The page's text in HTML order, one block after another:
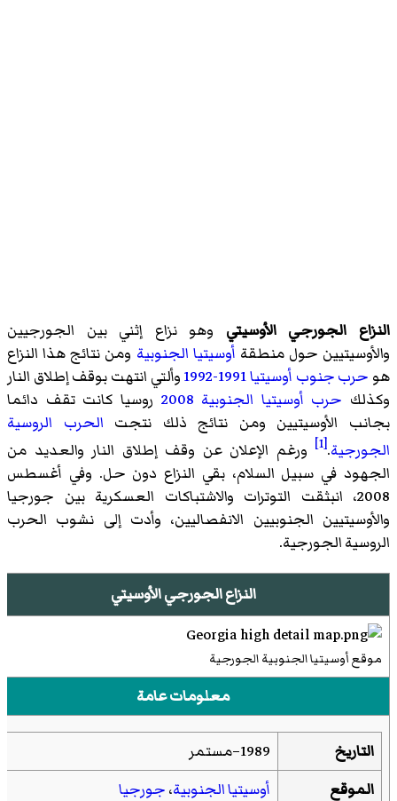
النزاع الجورجي الأوسيتي وهو نزاع إثني بين الجورجيين
والأوسيتيين حول منطقة أوسيتيا الجنوبية ومن نتائج هذا النزاع
هو حرب جنوب أوسيتيا 1991-1992
وألتي انتهت بوقف إطلاق النار
وكذلك حرب أوسيتيا الجنوبية 2008
روسيا كانت تقف دائما
بجانب الأوسيتيين ومن نتائج ذلك نتجت الحرب الروسية
الجورجية.
[1]
ورغم الإعلان عن وقف إطلاق النار والعديد من
الجهود في سبيل السلام، بقي النزاع دون حل. وفي أغسطس
2008، انبثقت التوترات والاشتباكات العسكرية بين جورجيا
والأوسيتيين الجنوبيين الانفصاليين، وأدت إلى نشوب الحرب
الروسية الجورجية.
النزاع الجورجي الأوسيتي
موقع أوسيتيا الجنوبية الجورجية
معلومات عامة
التاريخ
1989–مستمر
الموقع
أوسيتيا الجنوبية،جورجيا